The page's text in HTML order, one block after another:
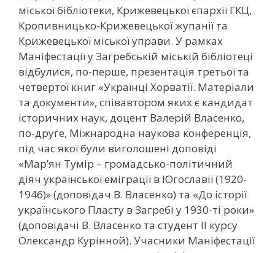
міської бібліотеки, Крижевецької єпархії ГКЦ,
Кропивницько-Крижевецької жупанії та
Крижевецької міської управи. У рамках
Маніфестації у Загребській міській бібліотеці
відбулися, по-перше, презентація третьої та
четвертої книг «Українці Хорватії. Матеріали
та документи», співавтором яких є кандидат
історичних наук, доцент Валерій Власенко,
по-друге, Міжнародна наукова конференція,
під час якої були виголошені доповіді
«Мар’ян Тумір – громадсько-політичний
діяч української еміграції в Югославії (1920-
1946)» (доповідач В. Власенко) та «До історії
українського Пласту в Загребі у 1930-ті роки»
(доповідачі В. Власенко та студент ІІ курсу
Олександр Курінной). Учасники Маніфестації